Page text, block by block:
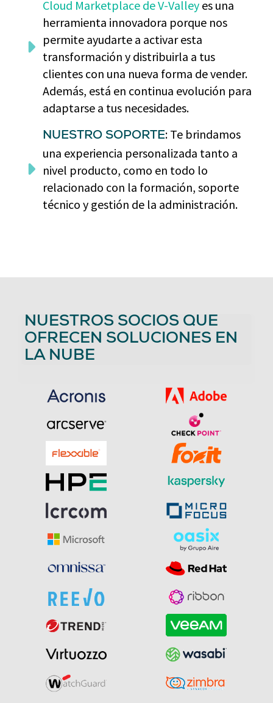
Cloud Marketplace de V-Valley es una
herramienta innovadora porque nos
permite ayudarte a activar esta
transformación y distribuirla a tus
clientes con una nueva forma de vender.
Además, está en continua evolución para
adaptarse a tus necesidades.
NUESTRO SOPORTE: Te brindamos
una experiencia personalizada tanto a
nivel producto, como en todo lo
relacionado con la formación, soporte
técnico y gestión de la administración.
NUESTROS SOCIOS QUE
OFRECEN SOLUCIONES EN
LA NUBE